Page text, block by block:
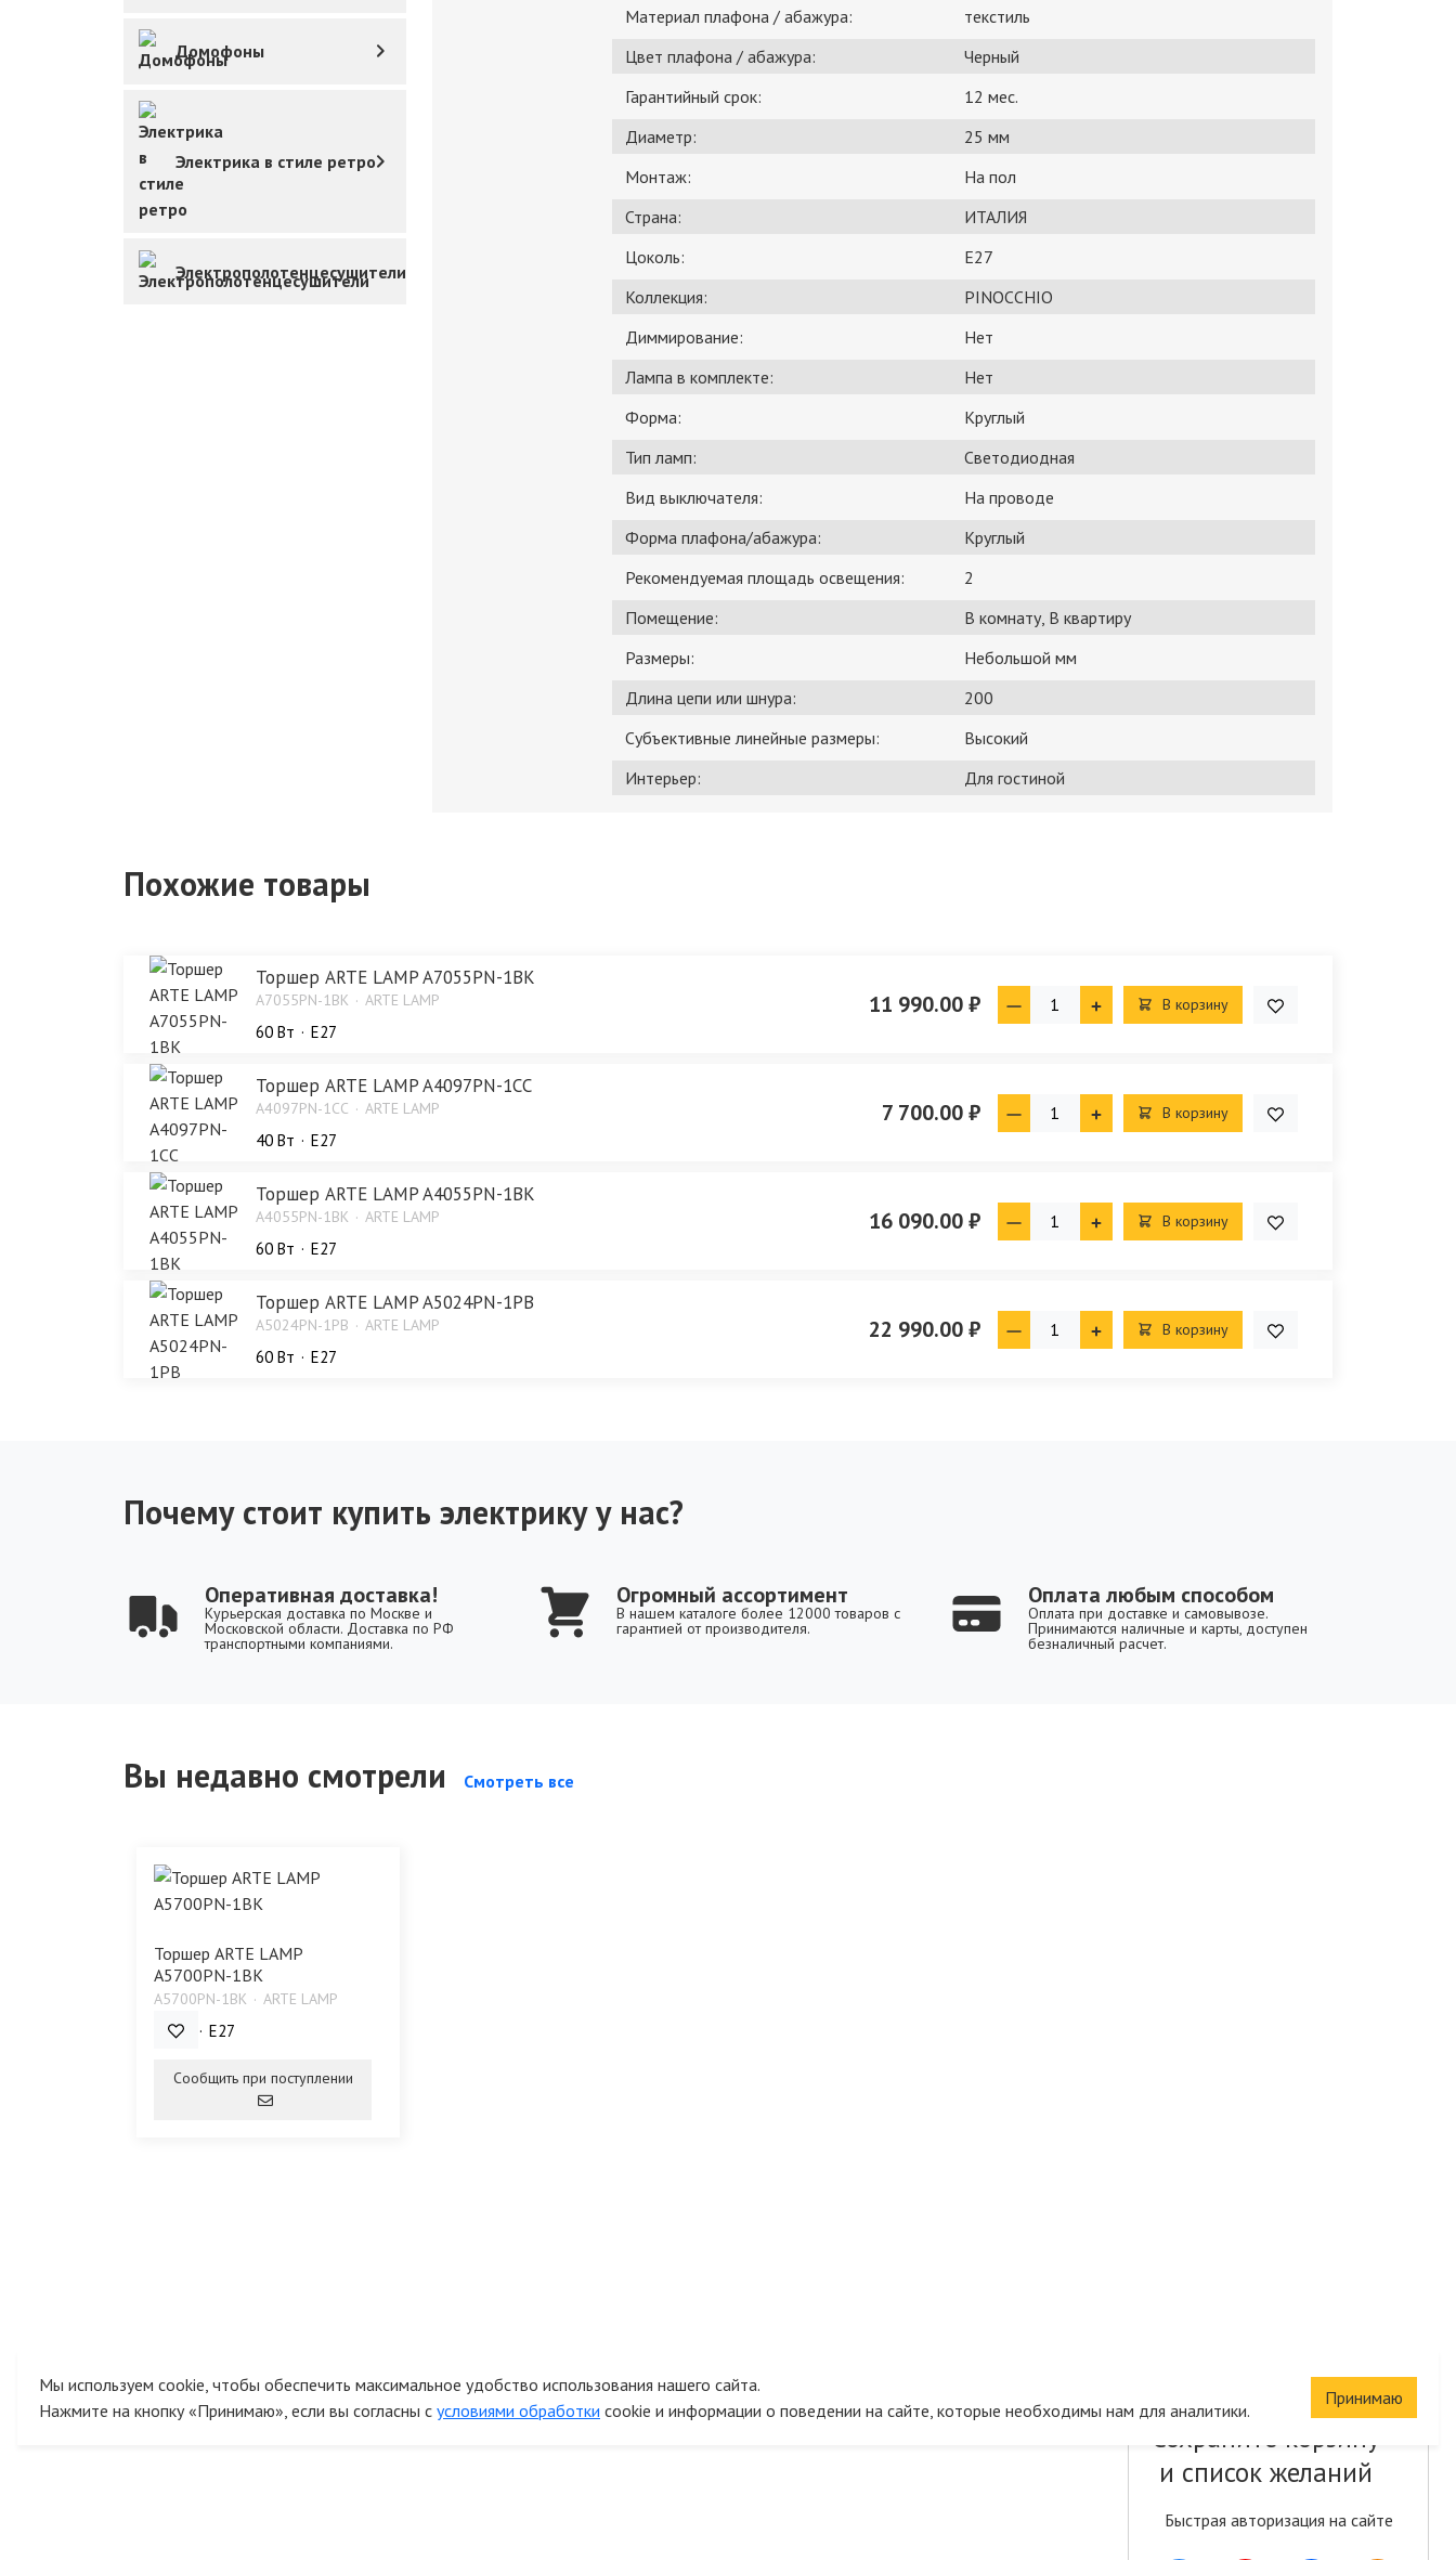
Домофоны
Электрика в стиле ретро
Электрополотенцесушители
Материал плафона / абажура:
текстиль
Цвет плафона / абажура:
Черный
Гарантийный срок:
12 мес.
Диаметр:
25 мм
Монтаж:
На пол
Страна:
ИТАЛИЯ
Цоколь:
E27
Коллекция:
PINOCCHIO
Диммирование:
Нет
Лампа в комплекте:
Нет
Форма:
Круглый
Тип ламп:
Светодиодная
Вид выключателя:
На проводе
Форма плафона/абажура:
Круглый
Рекомендуемая площадь освещения:
2
Помещение:
В комнату, В квартиру
Размеры:
Небольшой мм
Длина цепи или шнура:
200
Субъективные линейные размеры:
Высокий
Интерьер:
Для гостиной
Похожие товары
Торшер ARTE LAMP A7055PN-1BK
A7055PN-1BK ARTE LAMP
60 Bт E27
11 990.00 ₽ В корзину
Торшер ARTE LAMP A4097PN-1CC
A4097PN-1CC ARTE LAMP
40 Bт E27
7 700.00 ₽ В корзину
Торшер ARTE LAMP A4055PN-1BK
A4055PN-1BK ARTE LAMP
60 Bт E27
16 090.00 ₽ В корзину
Торшер ARTE LAMP A5024PN-1PB
A5024PN-1PB ARTE LAMP
60 Bт E27
22 990.00 ₽ В корзину
Почему стоит купить электрику у нас?
Оперативная доставка!
Курьерская доставка по Москве и
Московской области. Доставка по РФ
транспортными компаниями.
Огромный ассортимент
В нашем каталоге более 12000 товаров с
гарантией от производителя.
Оплата любым способом
Оплата при доставке и самовывозе.
Принимаются наличные и карты, доступен
безналичный расчет.
Вы недавно смотрели Смотреть все
Торшер ARTE LAMP
A5700PN-1BK
A5700PN-1BK ARTE LAMP
60 Bт E27
Сохраните корзину
и список желаний
Быстрая авторизация на сайте
Мы используем cookie, чтобы обеспечить максимальное удобство использования нашего сайта.
Нажмите на кнопку «Принимаю», если вы согласны с условиями обработки cookie и информации о поведении на сайте, которые необходимы нам для аналитики.
Принимаю